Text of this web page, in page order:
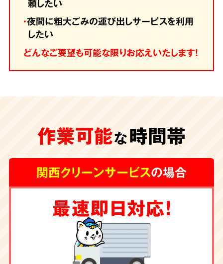
頼したい
・夜間に粗大ごみの運び出しサービスを利用
したい
どんなご要望も可能な限りお応えいたします！
作業可能な時間帯
関西クリーンサービスの場合
最速即日対応！